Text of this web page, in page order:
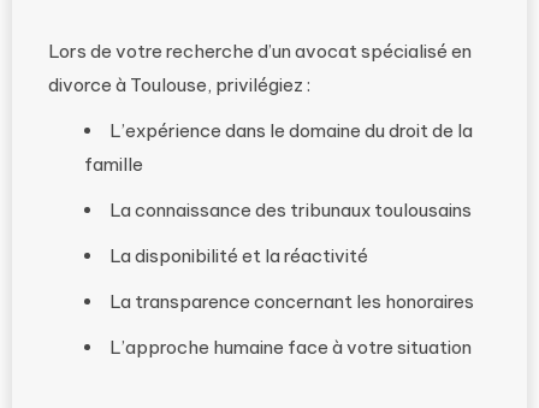
Lors de votre recherche d’un avocat spécialisé en
divorce à Toulouse, privilégiez :
L’expérience dans le domaine du droit de la
famille
La connaissance des tribunaux toulousains
La disponibilité et la réactivité
La transparence concernant les honoraires
L’approche humaine face à votre situation